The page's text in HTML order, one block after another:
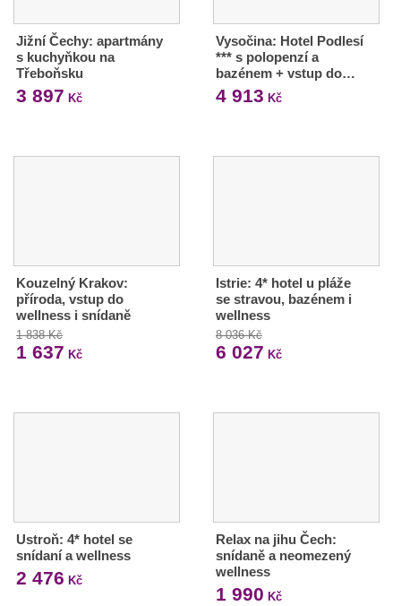
Jižní Čechy: apartmány
s kuchyňkou na
Třeboňsku
3 897 Kč
Vysočina: Hotel Podlesí
*** s polopenzí a
bazénem + vstup do…
4 913 Kč
Kouzelný Krakov:
příroda, vstup do
wellness i snídaně
1 838 Kč
1 637 Kč
Istrie: 4* hotel u pláže
se stravou, bazénem i
wellness
8 036 Kč
6 027 Kč
Ustroň: 4* hotel se
snídaní a wellness
2 476 Kč
Relax na jihu Čech:
snídaně a neomezený
wellness
1 990 Kč